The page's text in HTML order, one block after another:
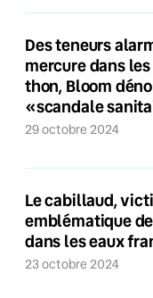
Des teneurs
mercure dans
thon, Bloom
«scandale
29 octobre 2024
Le cabillaud,
emblématique
dans les eaux
23 octobre 2024